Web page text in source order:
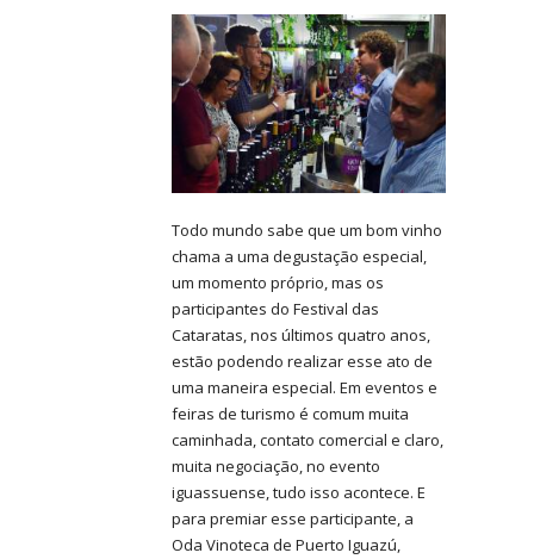
Todo mundo sabe que um bom vinho
chama a uma degustação especial,
um momento próprio, mas os
participantes do Festival das
Cataratas, nos últimos quatro anos,
estão podendo realizar esse ato de
uma maneira especial. Em eventos e
feiras de turismo é comum muita
caminhada, contato comercial e claro,
muita negociação, no evento
iguassuense, tudo isso acontece. E
para premiar esse participante, a
Oda Vinoteca de Puerto Iguazú,